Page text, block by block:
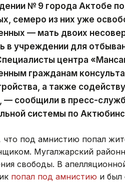
№ 9 города Актобе
семеро из них уже
— мать двоих
в учреждении для
центра
гражданам
а также
— сообщили в пресс-
системы по
что под амнистию попал
Мугалжарский
свободы. В
попал под амнистию и был